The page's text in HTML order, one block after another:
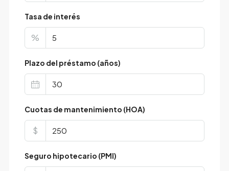
Tasa de interés
%
Plazo del préstamo (años)
Cuotas de mantenimiento (HOA)
$
Seguro hipotecario (PMI)